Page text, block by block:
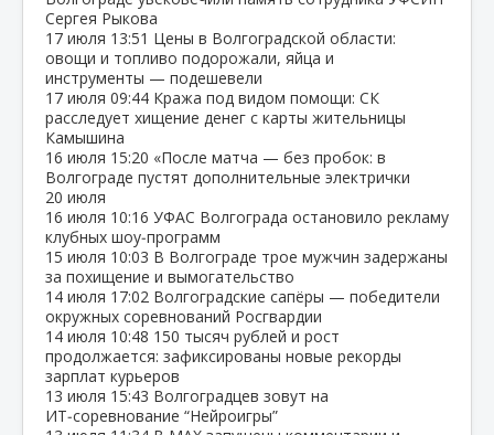
Сергея Рыкова
17 июля 13:51 Цены в Волгоградской области:
овощи и топливо подорожали, яйца и
инструменты — подешевели
17 июля 09:44 Кража под видом помощи: СК
расследует хищение денег с карты жительницы
Камышина
16 июля 15:20 «После матча — без пробок: в
Волгограде пустят дополнительные электрички
20 июля
16 июля 10:16 УФАС Волгограда остановило рекламу
клубных шоу‑программ
15 июля 10:03 В Волгограде трое мужчин задержаны
за похищение и вымогательство
14 июля 17:02 Волгоградские сапёры — победители
окружных соревнований Росгвардии
14 июля 10:48 150 тысяч рублей и рост
продолжается: зафиксированы новые рекорды
зарплат курьеров
13 июля 15:43 Волгоградцев зовут на
ИТ‑соревнование “Нейроигры”